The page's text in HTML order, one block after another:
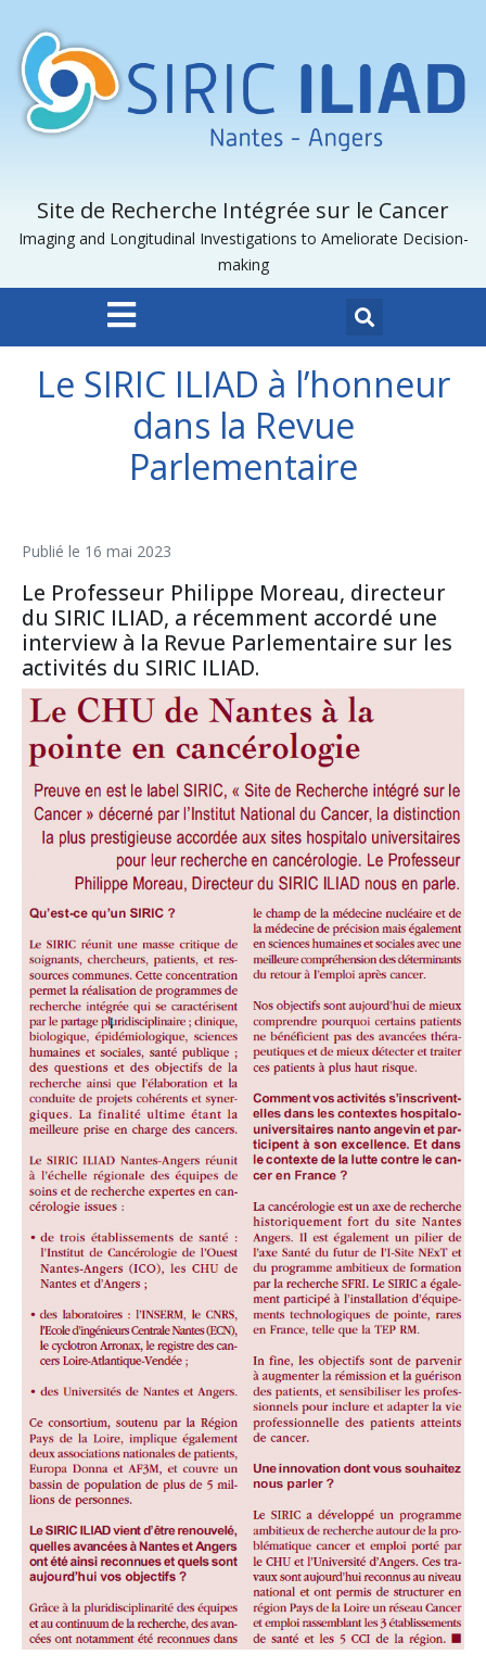
Site de Recherche Intégrée sur le Cancer
Imaging and Longitudinal Investigations to Ameliorate Decision-
making
Le SIRIC ILIAD à l’honneur
dans la Revue
Parlementaire
Publié le 16 mai 2023
Le Professeur Philippe Moreau, directeur
du SIRIC ILIAD, a récemment accordé une
interview à la Revue Parlementaire sur les
activités du SIRIC ILIAD.